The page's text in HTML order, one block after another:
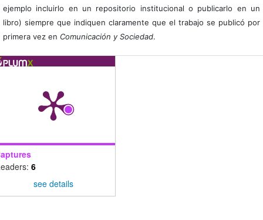
ejemplo incluirlo en un repositorio institucional o publicarlo en un
libro) siempre que indiquen claramente que el trabajo se publicó por
primera vez en Comunicación y Sociedad.
6
see details